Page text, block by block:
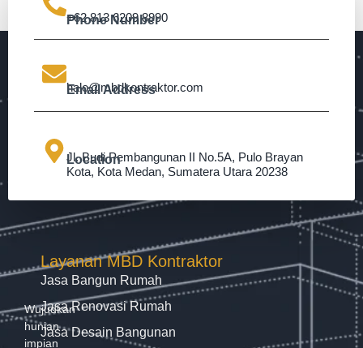
Phone Number
+62 813 6209 8990
Email Address
halo@mbdkontraktor.com
Location
Jl. Budi Pembangunan II No.5A, Pulo Brayan
Kota, Kota Medan, Sumatera Utara 20238
Wujudkan
hunian
impian
Layanan MBD Kontraktor
Jasa Bangun Rumah
Jasa Renovasi Rumah
Jasa Desain Bangunan